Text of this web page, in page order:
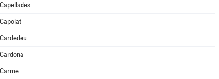
Capellades
Capolat
Cardedeu
Cardona
Carme